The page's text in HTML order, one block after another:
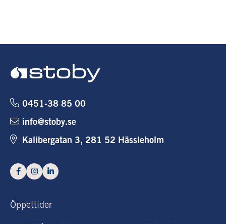
0451-38 85 00
info@stoby.se
Kalibergatan 3, 281 52 Hässleholm
Öppettider